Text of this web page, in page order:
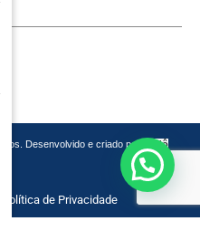
Desenvolvido e criado por
Cadô
Política de Privacidade